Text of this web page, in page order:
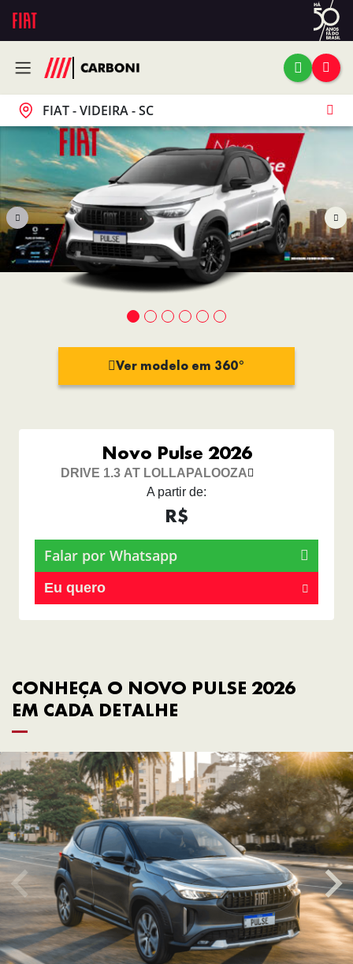
FIAT - VIDEIRA - SC
Ver modelo em 360°
Novo Pulse 2026
DRIVE 1.3 AT LOLLAPALOOZA
A partir de:
R$
Falar por Whatsapp
Eu quero
CONHEÇA O NOVO PULSE 2026
EM CADA DETALHE